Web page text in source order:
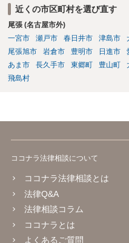
近くの市区町村を選び直す
尾張 (名古屋市外)
一宮市
瀬戸市 春日井市 津島市
尾張旭市
岩倉市 豊明市 日進市
あま市
長久手市 東郷町 豊山町
飛島村
ココナラ法律相談について
ココナラ法律相談とは
法律Q&A
法律相談コラム
ココナラとは
よくあるご質問